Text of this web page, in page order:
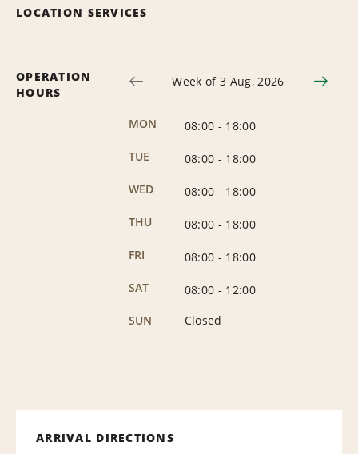
LOCATION SERVICES
OPERATION
HOURS
Week of 3 Aug, 2026
MON 08:00 - 18:00
TUE
08:00 - 18:00
WED
08:00 - 18:00
THU
08:00 - 18:00
FRI
08:00 - 18:00
SAT
08:00 - 12:00
SUN
Closed
ARRIVAL DIRECTIONS